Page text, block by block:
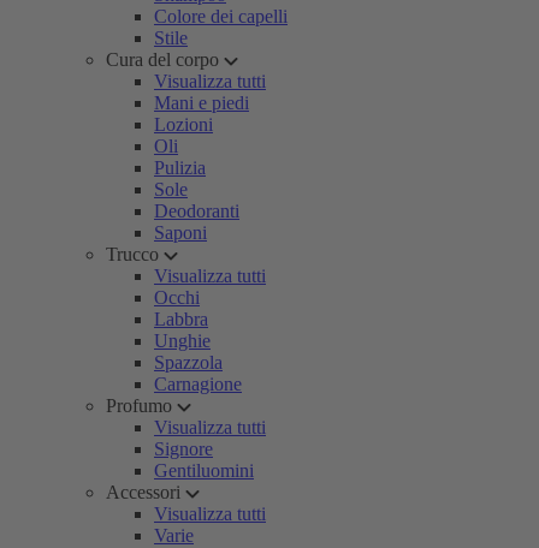
Colore dei capelli
Stile
Cura del corpo
Visualizza tutti
Mani e piedi
Lozioni
Oli
Pulizia
Sole
Deodoranti
Saponi
Trucco
Visualizza tutti
Occhi
Labbra
Unghie
Spazzola
Carnagione
Profumo
Visualizza tutti
Signore
Gentiluomini
Accessori
Visualizza tutti
Varie